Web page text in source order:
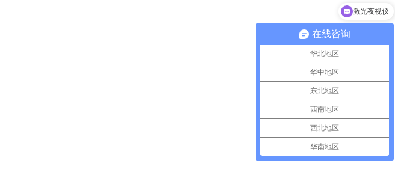
在线咨询
华北地区
华中地区
东北地区
西南地区
西北地区
华南地区
激光夜视仪